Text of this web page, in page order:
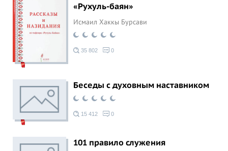
«Рухуль-баян»
Исмаил Хаккы Бурсави
35 802 0
Беседы с духовным наставником
15 412 0
101 правило служения